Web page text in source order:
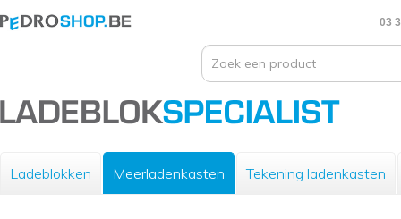
03
Ladeblokken Meerladenkasten Tekening ladenkasten